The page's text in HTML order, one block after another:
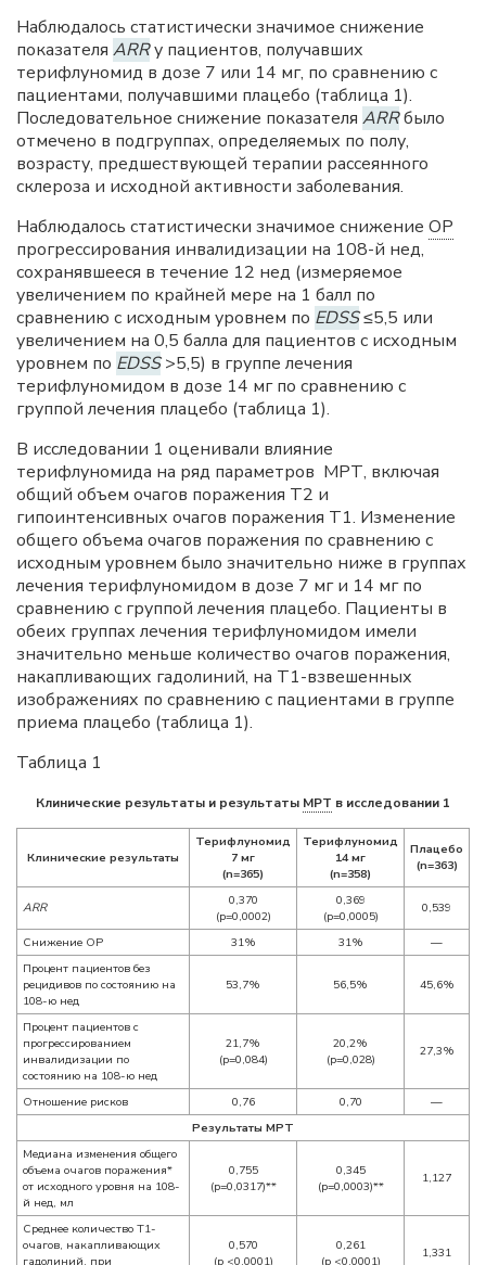
Наблюдалось статистически значимое снижение
показателя ARRу пациентов, получавших
терифлуномид в дозе 7 или 14 мг, по сравнению с
пациентами, получавшими плацебо (таблица 1).
Последовательное снижение показателя ARRбыло
отмечено в подгруппах, определяемых по полу,
возрасту, предшествующей терапии рассеянного
склероза и исходной активности заболевания.
Наблюдалось статистически значимое снижение ОР
прогрессирования инвалидизации на 108-й нед,
сохранявшееся в течение 12 нед (измеряемое
увеличением по крайней мере на 1 балл по
сравнению с исходным уровнем по EDSS≤5,5 или
увеличением на 0,5 балла для пациентов с исходным
уровнем по EDSS>5,5) в группе лечения
терифлуномидом в дозе 14 мг по сравнению с
группой лечения плацебо (таблица 1).
В исследовании 1 оценивали влияние
терифлуномида на ряд параметров МРТ, включая
общий объем очагов поражения T2 и
гипоинтенсивных очагов поражения T1. Изменение
общего объема очагов поражения по сравнению с
исходным уровнем было значительно ниже в группах
лечения терифлуномидом в дозе 7 мг и 14 мг по
сравнению с группой лечения плацебо. Пациенты в
обеих группах лечения терифлуномидом имели
значительно меньше количество очагов поражения,
накапливающих гадолиний, на T1-взвешенных
изображениях по сравнению с пациентами в группе
приема плацебо (таблица 1).
Таблица 1
Клинические результаты и результаты МРТ в исследовании 1
Клинические результаты
Терифлуномид
7 мг
(n=365)
Терифлуномид
14 мг
(n=358)
Плацебо
(n=363)
ARR
0,370
(p=0,0002)
0,369
(p=0,0005)
0,539
Снижение ОР 31% 31%
—
Процент пациентов без
рецидивов по состоянию на
108-ю нед
53,7% 56,5% 45,6%
Процент пациентов с
прогрессированием
инвалидизации по
состоянию на 108-ю нед
21,7%
(p=0,084)
20,2%
(p=0,028)
27,3%
Отношение рисков 0,76 0,70
—
Результаты МРТ
Медиана изменения общего
объема очагов поражения*
от исходного уровня на 108-
й нед, мл
0,755
(p=0,0317)**
0,345
(p=0,0003)**
1,127
Среднее количество T1-
очагов, накапливающих
гадолиний, при
0,570
(p <0,0001)
0,261
(p <0,0001)
1,331